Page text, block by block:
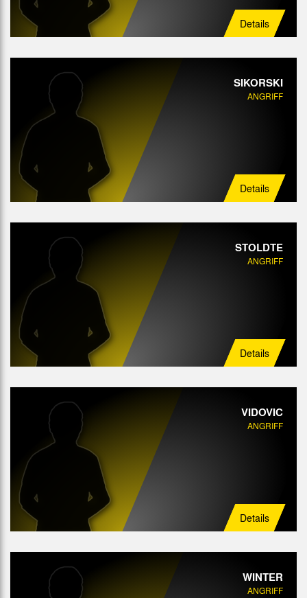
Details
SIKORSKI
ANGRIFF
Details
STOLDTE
ANGRIFF
Details
VIDOVIC
ANGRIFF
Details
WINTER
ANGRIFF